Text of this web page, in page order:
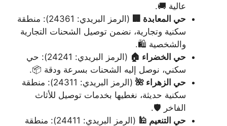
عالية 🚚.
حي المعابدة 🏢
(الرمز البريدي: 24361): منطقة
سكنية وتجارية، نضمن توصيل الشحنات التجارية
والشخصية 🛍️.
حي الخضراء 🏠
(الرمز البريدي: 24241): حي
سكني، نوصل إليه الشحنات بسرعة ودقة 📦.
حي الزهراء 🌺
(الرمز البريدي: 24311): منطقة
سكنية حديثة، نغطيها بخدمات توصيل للأثاث
الفاخر 🛡️.
حي التنعيم 🕌
(الرمز البريدي: 24411): منطقة